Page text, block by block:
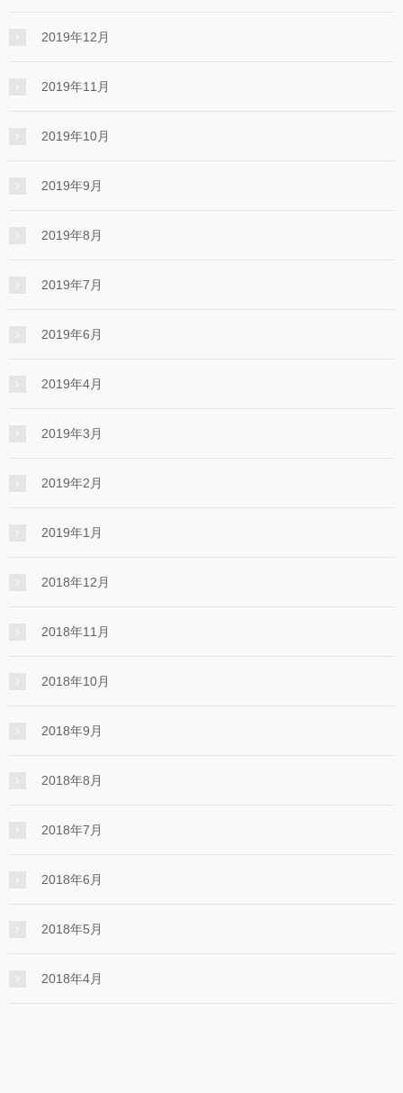
2019年12月
2019年11月
2019年10月
2019年9月
2019年8月
2019年7月
2019年6月
2019年4月
2019年3月
2019年2月
2019年1月
2018年12月
2018年11月
2018年10月
2018年9月
2018年8月
2018年7月
2018年6月
2018年5月
2018年4月